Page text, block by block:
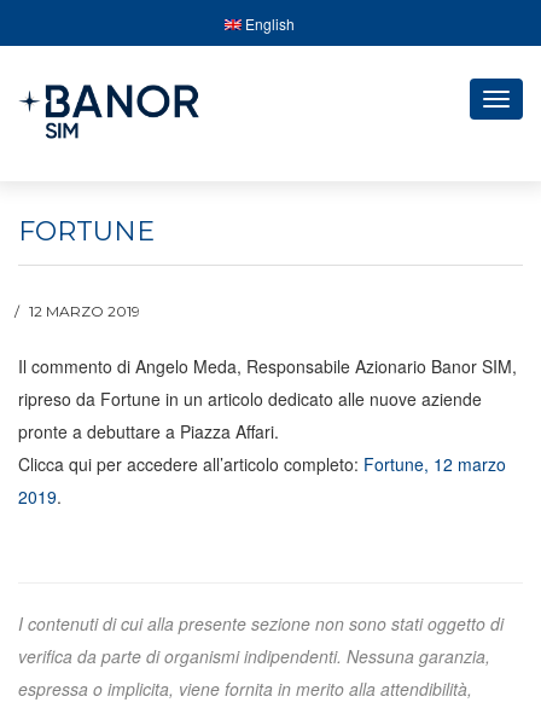
English
FORTUNE
12 MARZO 2019
Il commento di Angelo Meda, Responsabile Azionario Banor SIM,
ripreso da Fortune in un articolo dedicato alle nuove aziende
pronte a debuttare a Piazza Affari.
Clicca qui per accedere all’articolo completo: Fortune, 12 marzo
2019.
I contenuti di cui alla presente sezione non sono stati oggetto di
verifica da parte di organismi indipendenti. Nessuna garanzia,
espressa o implicita, viene fornita in merito alla attendibilità,